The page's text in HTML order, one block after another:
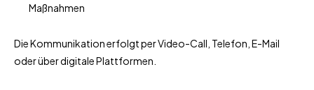
Maßnahmen
Die Kommunikation erfolgt per Video-Call, Telefon, E-Mail
oder über digitale Plattformen.